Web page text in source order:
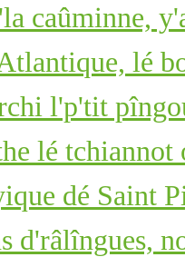
caûminne,
lé
l'p'tit
lé tchiannot
dé Saint
d'râlîngues,